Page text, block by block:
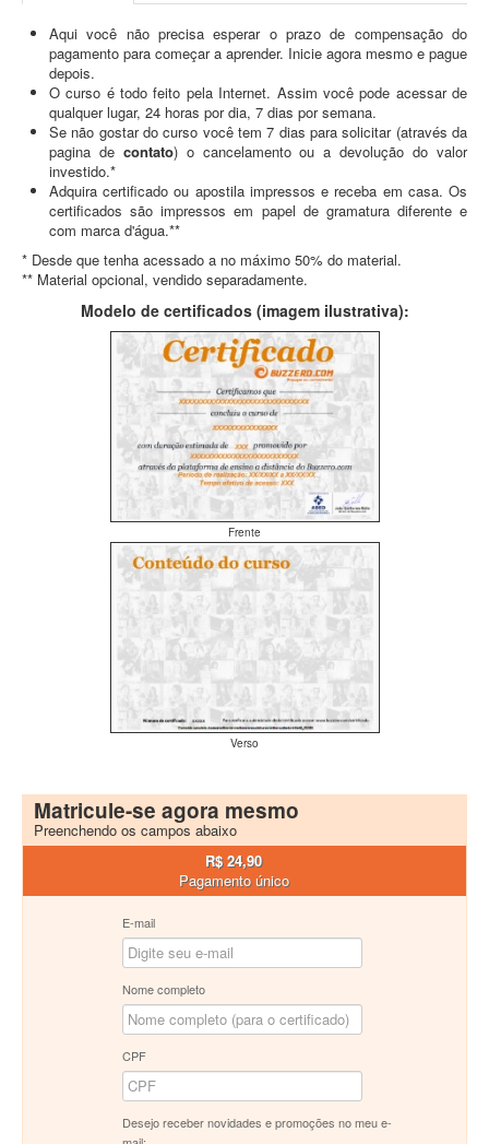
Aqui você não precisa esperar o prazo de compensação do
pagamento para começar a aprender. Inicie agora mesmo e pague
depois.
O curso é todo feito pela Internet. Assim você pode acessar de
qualquer lugar, 24 horas por dia, 7 dias por semana.
Se não gostar do curso você tem 7 dias para solicitar (através da
pagina de contato) o cancelamento ou a devolução do valor
investido.*
Adquira certificado ou apostila impressos e receba em casa. Os
certificados são impressos em papel de gramatura diferente e
com marca d'água.**
* Desde que tenha acessado a no máximo 50% do material.
** Material opcional, vendido separadamente.
Modelo de certificados (imagem ilustrativa):
Frente
Verso
Matricule-se agora mesmo
Preenchendo os campos abaixo
R$ 24,90
Pagamento único
E-mail
Nome completo
CPF
Desejo receber novidades e promoções no meu e-